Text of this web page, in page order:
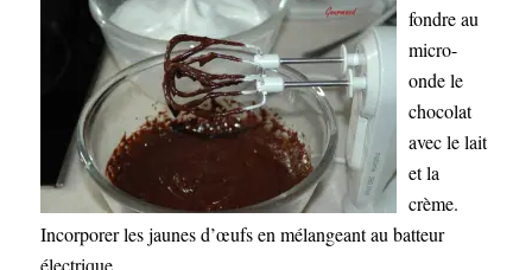
fondre au
micro-
onde le
chocolat
avec le lait
et la
crème.
Incorporer les jaunes d’œufs en mélangeant au batteur